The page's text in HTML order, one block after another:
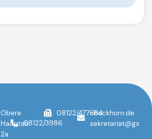
Obere
Hauptstr.
2a
08122/3986
08122/477684ed.nrohkcob-
sg
@tairaterkes